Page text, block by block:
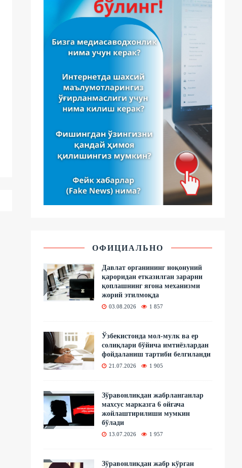
ОФИЦИАЛЬНО
Давлат органининг ноқонуний
қароридан етказилган зарарни
қоплашнинг ягона механизми
жорий этилмоқда
03.08.2026 1 857
Ўзбекистонда мол-мулк ва ер
солиқлари бўйича имтиёзлардан
фойдаланиш тартиби белгиланди
21.07.2026 1 905
Зўравонликдан жабрланганлар
махсус марказга 6 ойгача
жойлаштирилиши мумкин
бўлади
13.07.2026 1 957
Зўравонликдан жабр кўрган